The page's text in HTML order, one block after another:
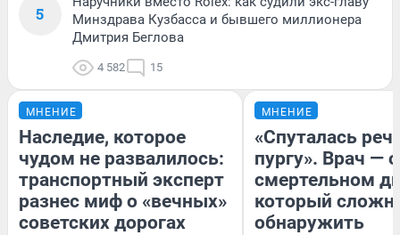
5
Минздрава Кузбасса и бывшего миллионера
Дмитрия Беглова
4 582 15
МНЕНИЕ
Наследие, которое
чудом не развалилось:
транспортный эксперт
разнес миф о «вечных»
советских дорогах
МНЕНИЕ
«Спуталась
пургу». Врач — о
смертельном
который
обнаружить